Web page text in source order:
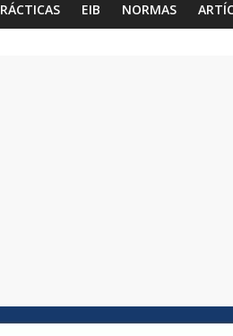
EIB NORMAS